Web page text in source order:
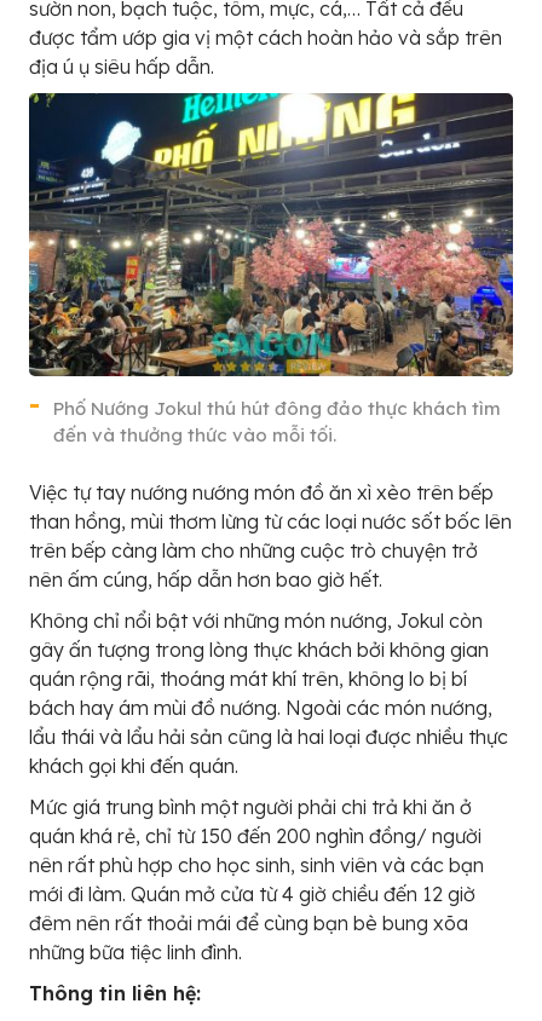
sườn non, bạch tuộc, tôm, mực, cá,… Tất cả đều
được tẩm ướp gia vị một cách hoàn hảo và sắp trên
địa ú ụ siêu hấp dẫn.
Phố Nướng Jokul thú hút đông đảo thực khách tìm
đến và thưởng thức vào mỗi tối.
Việc tự tay nướng nướng món đồ ăn xì xèo trên bếp
than hồng, mùi thơm lừng từ các loại nước sốt bốc lên
trên bếp càng làm cho những cuộc trò chuyện trở
nên ấm cúng, hấp dẫn hơn bao giờ hết.
Không chỉ nổi bật với những món nướng, Jokul còn
gây ấn tượng trong lòng thực khách bởi không gian
quán rộng rãi, thoáng mát khí trên, không lo bị bí
bách hay ám mùi đồ nướng. Ngoài các món nướng,
lẩu thái và lẩu hải sản cũng là hai loại được nhiều thực
khách gọi khi đến quán.
Mức giá trung bình một người phải chi trả khi ăn ở
quán khá rẻ, chỉ từ 150 đến 200 nghìn đồng/ người
nên rất phù hợp cho học sinh, sinh viên và các bạn
mới đi làm. Quán mở cửa từ 4 giờ chiều đến 12 giờ
đêm nên rất thoải mái để cùng bạn bè bung xõa
những bữa tiệc linh đình.
Thông tin liên hệ: